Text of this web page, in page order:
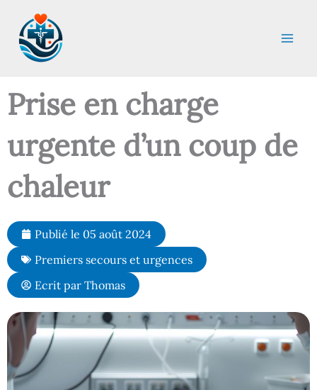
contenu
Prise en charge
urgente d’un coup de
chaleur
Publié le 05 août 2024
Premiers secours et urgences
Ecrit par Thomas